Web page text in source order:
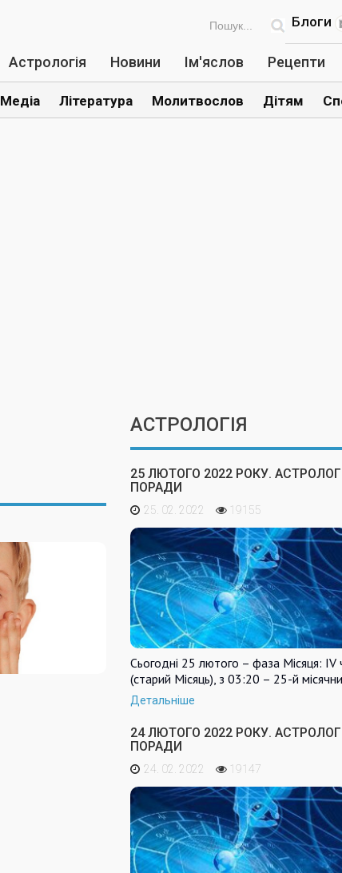
Блоги
Астрологія Новини Ім'яслов Рецепти
Медіа Література Молитвослов Дітям
АСТРОЛОГІЯ
25 ЛЮТОГО 2022 РОКУ.
ПОРАДИ
25. 02. 2022 19155
Сьогодні 25 лютого – фаза Місяця: IV
(старий Місяць), з 03:20 – 25-й
Детальніше
24 ЛЮТОГО 2022 РОКУ.
ПОРАДИ
24. 02. 2022 19147